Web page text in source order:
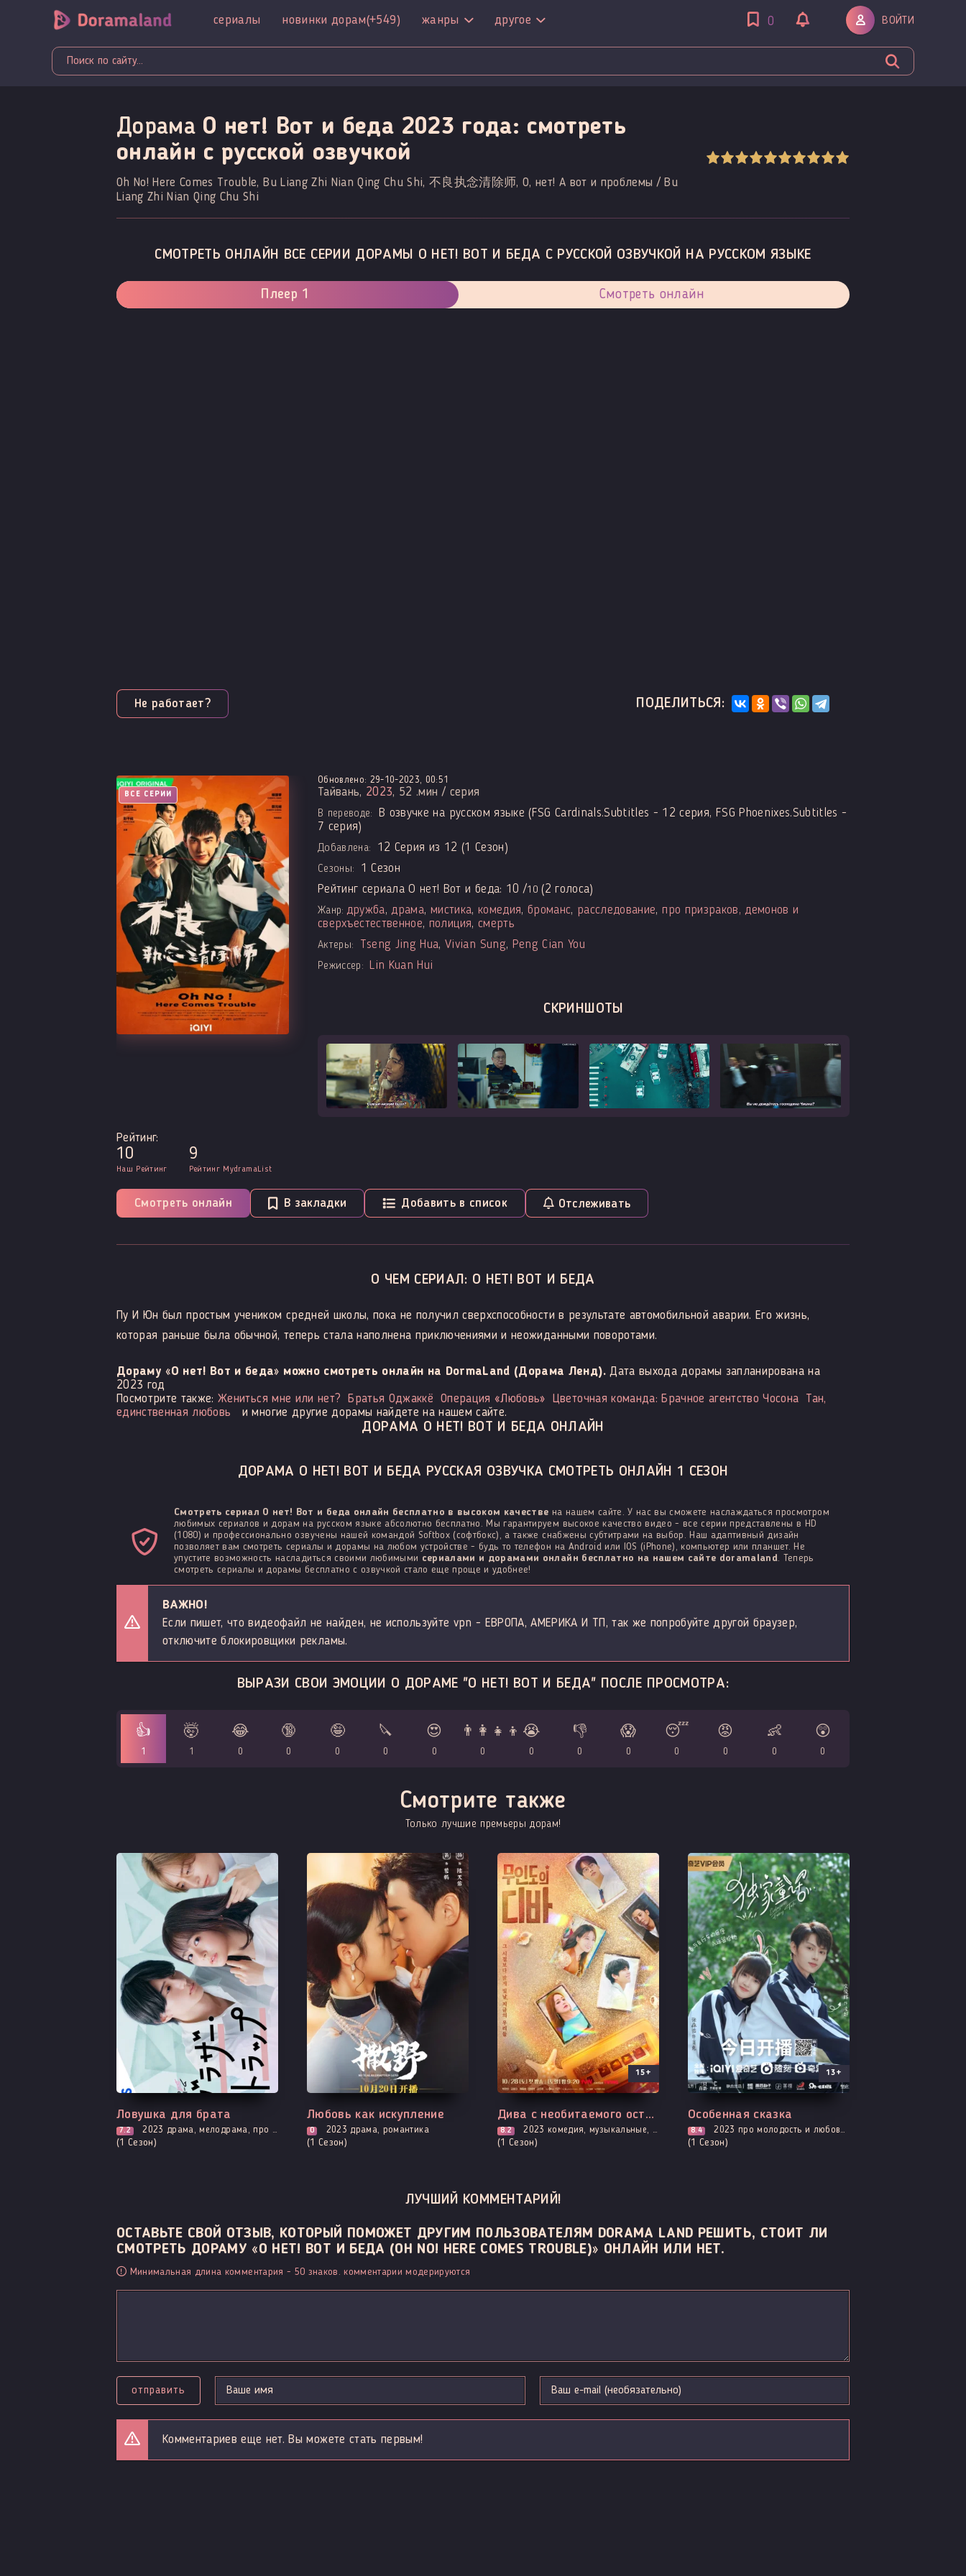
сериалы новинки дорам(+549) жанры другое 0 ВОЙТИ
Дорама О нет! Вот и беда 2023 года: смотреть
онлайн c русской озвучкой
Oh No! Here Comes Trouble, Bu Liang Zhi Nian Qing Chu Shi, 不良执念清除师, О, нет! А вот и проблемы / Bu
Liang Zhi Nian Qing Chu Shi
СМОТРЕТЬ ОНЛАЙН ВСЕ СЕРИИ ДОРАМЫ О НЕТ! ВОТ И БЕДА С РУССКОЙ ОЗВУЧКОЙ НА РУССКОМ ЯЗЫКЕ
Плеер 1 Смотреть онлайн
Не работает? ПОДЕЛИТЬСЯ:
ВСЕ СЕРИИ
Обновлено: 29-10-2023, 00:51
Тайвань, 2023, 52 .мин / серия
В переводе:
В озвучке на русском языке (FSG Cardinals.Subtitles - 12 серия, FSG Phoenixes.Subtitles -
7 серия)
Добавлена: 12 Серия из 12 (1 Сезон)
Сезоны:
1 Сезон
Рейтинг сериала О нет! Вот и беда: 10 /10(2 голоса)
Жанр: дружба, драма, мистика, комедия, броманс, расследование,про призраков, демонов и
сверхъестественное, полиция, смерть
Актеры: Tseng Jing Hua,Vivian Sung, Peng Cian You
Режиссер: Lin Kuan Hui
СКРИНШОТЫ
Рейтинг:
10
Наш Рейтинг
9
Рейтинг MydramaList
Смотреть онлайн В закладки Добавить в список Отслеживать
О ЧЕМ СЕРИАЛ: О НЕТ! ВОТ И БЕДА
Пу И Юн был простым учеником средней школы, пока не получил сверхспособности в результате автомобильной аварии. Его жизнь,
которая раньше была обычной, теперь стала наполнена приключениями и неожиданными поворотами.
Дораму «О нет! Вот и беда» можно смотреть онлайн на DormaLand (Дорама Ленд). Дата выхода дорамы запланирована на
2023 год
Посмотрите также:Жениться мне или нет? Братья Оджаккё Операция «Любовь» Цветочная команда: Брачное агентство Чосона
Тан,
единственная любовь
и многие другие дорамы найдете на нашем сайте.
ДОРАМА О НЕТ! ВОТ И БЕДА ОНЛАЙН
ДОРАМА О НЕТ! ВОТ И БЕДА РУССКАЯ ОЗВУЧКА СМОТРЕТЬ ОНЛАЙН 1 СЕЗОН
Смотреть сериал О нет! Вот и беда онлайн бесплатно в высоком качестве на нашем сайте. У нас вы сможете наслаждаться просмотром
любимых сериалов и дорам на русском языке абсолютно бесплатно. Мы гарантируем высокое качество видео - все серии представлены в HD
(1080) и профессионально озвучены нашей командой Softbox (софтбокс), а также снабжены субтитрами на выбор. Наш адаптивный дизайн
позволяет вам смотреть сериалы и дорамы на любом устройстве - будь то телефон на Android или IOS (iPhone), компьютер или планшет. Не
упустите возможность насладиться своими любимыми сериалами и дорамами онлайн бесплатно на нашем сайте doramaland. Теперь
смотреть сериалы и дорамы бесплатно с озвучкой стало еще проще и удобнее!
ВАЖНО!
Если пишет, что видеофайл не найден, не используйте vpn - ЕВРОПА, АМЕРИКА И ТП, так же попробуйте другой браузер,
отключите блокировщики рекламы.
ВЫРАЗИ СВОИ ЭМОЦИИ О ДОРАМЕ "О НЕТ! ВОТ И БЕДА" ПОСЛЕ ПРОСМОТРА:
👍
1
🤯
1
😂
0
🔞
0
🤪
0
🔪
0
😍
0
👨‍👩‍👧‍👦
0
😭
0
👎
0
😱
0
😴
0
😡
0
👶
0
😲
0
Смотрите также
Только лучшие премьеры дорам!
Все серии
Ловушка для брата
7.2 2023 драма, мелодрама, про молодость и любовь, романтика
(1 Сезон)
Все серии
Любовь как искупление
0 2023 драма, романтика
(1 Сезон)
Все серии
15+
Дива с необитаемого острова
8.2 2023 комедия, музыкальные, повседневность, романтика
(1 Сезон)
Все серии
13+
Особенная сказка
8.4 2023 про молодость и любовь, романтика
(1 Сезон)
ЛУЧШИЙ КОММЕНТАРИЙ!
ОСТАВЬТЕ СВОЙ ОТЗЫВ, КОТОРЫЙ ПОМОЖЕТ ДРУГИМ ПОЛЬЗОВАТЕЛЯМ DORAMA LAND РЕШИТЬ, СТОИТ ЛИ
СМОТРЕТЬ ДОРАМУ «О НЕТ! ВОТ И БЕДА (OH NO! HERE COMES TROUBLE)» ОНЛАЙН ИЛИ НЕТ.
Минимальная длина комментария - 50 знаков. комментарии модерируются
отправить
Комментариев еще нет. Вы можете стать первым!